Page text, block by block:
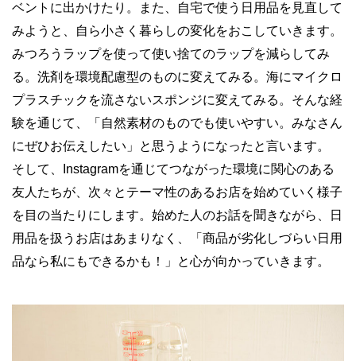
ベントに出かけたり。また、自宅で使う日用品を見直して
みようと、自ら小さく暮らしの変化をおこしていきます。
みつろうラップを使って使い捨てのラップを減らしてみ
る。洗剤を環境配慮型のものに変えてみる。海にマイクロ
プラスチックを流さないスポンジに変えてみる。そんな経
験を通じて、「自然素材のものでも使いやすい。みなさん
にぜひお伝えしたい」と思うようになったと言います。
そして、Instagramを通じてつながった環境に関心のある
友人たちが、次々とテーマ性のあるお店を始めていく様子
を目の当たりにします。始めた人のお話を聞きながら、日
用品を扱うお店はあまりなく、「商品が劣化しづらい日用
品なら私にもできるかも！」と心が向かっていきます。